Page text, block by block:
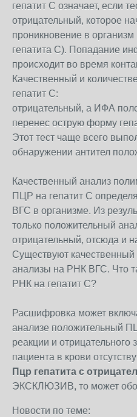
гепатит С означает, если
отрицательный, которое
проникновение в
гепатита С). Попадание
происходит во время
Качественный и
гепатит С:
отрицательный, а ИФА
перенес острую форму
Этот тест чаще всего
обнаружении антител
Качественный анализ
ПЦР на гепатит С
ВГС в организме. Из
только положительный
отрицательный, отсюда и
Существуют качественный
анализы на РНК ВГС. Что
РНК на гепатит С?
Расшифровка может
анализе положительный
реакции и отрицательного
пациента в крови
Пцр гепатита с
ЭКСКЛЮЗИВ, то может
Новости по теме: